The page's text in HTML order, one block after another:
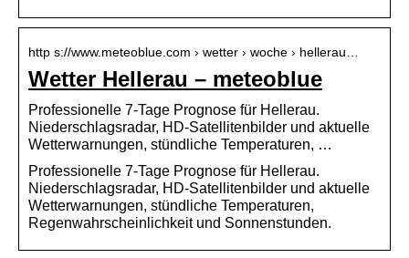
http s://www.meteoblue.com › wetter › woche › hellerau…
Wetter Hellerau – meteoblue
Professionelle 7-Tage Prognose für Hellerau.
Niederschlagsradar, HD-Satellitenbilder und aktuelle
Wetterwarnungen, stündliche Temperaturen, …
Professionelle 7-Tage Prognose für Hellerau.
Niederschlagsradar, HD-Satellitenbilder und aktuelle
Wetterwarnungen, stündliche Temperaturen,
Regenwahrscheinlichkeit und Sonnenstunden.